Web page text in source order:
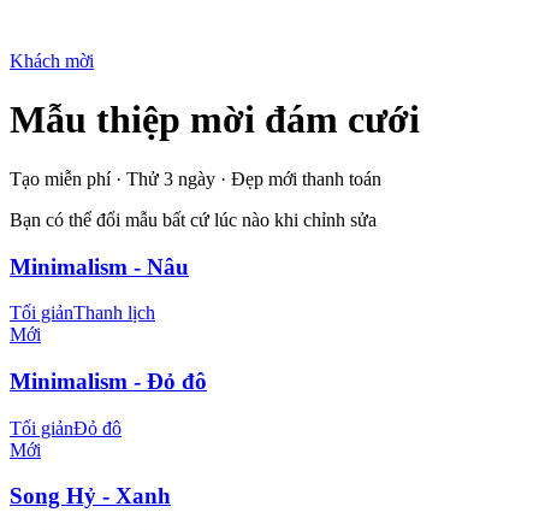
Khách mời
Mẫu thiệp mời đám cưới
Tạo miễn phí · Thử 3 ngày · Đẹp mới thanh toán
Bạn có thể đổi mẫu bất cứ lúc nào khi chỉnh sửa
Minimalism - Nâu
Tối giảnThanh lịch
Mới
Minimalism - Đỏ đô
Tối giảnĐỏ đô
Mới
Song Hỷ - Xanh